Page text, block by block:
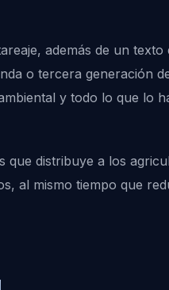
además de un texto
o tercera generación
y todo lo que lo
distribuye a los
al mismo tiempo que